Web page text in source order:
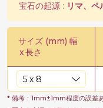
宝石の起源 : リマ、ペ
サイズ (mm) 幅
x長さ
* 備考：1mm±1mm程度の誤差